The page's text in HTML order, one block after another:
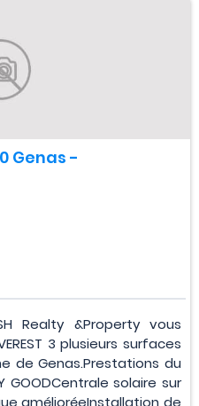
Genas -
Realty &Property vous
3 plusieurs surfaces
de Genas.Prestations du
GOODCentrale solaire sur
amélioréeInstallation de